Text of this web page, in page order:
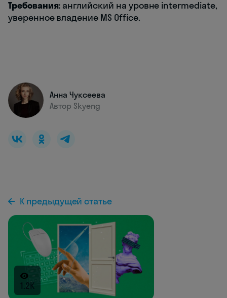
Требования: английский на уровне intermediate,
уверенное владение MS Office.
Анна Чуксеева
Автор Skyeng
К предыдущей статье
1.2K